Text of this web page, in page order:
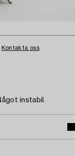
Kontakta oss
instabil.